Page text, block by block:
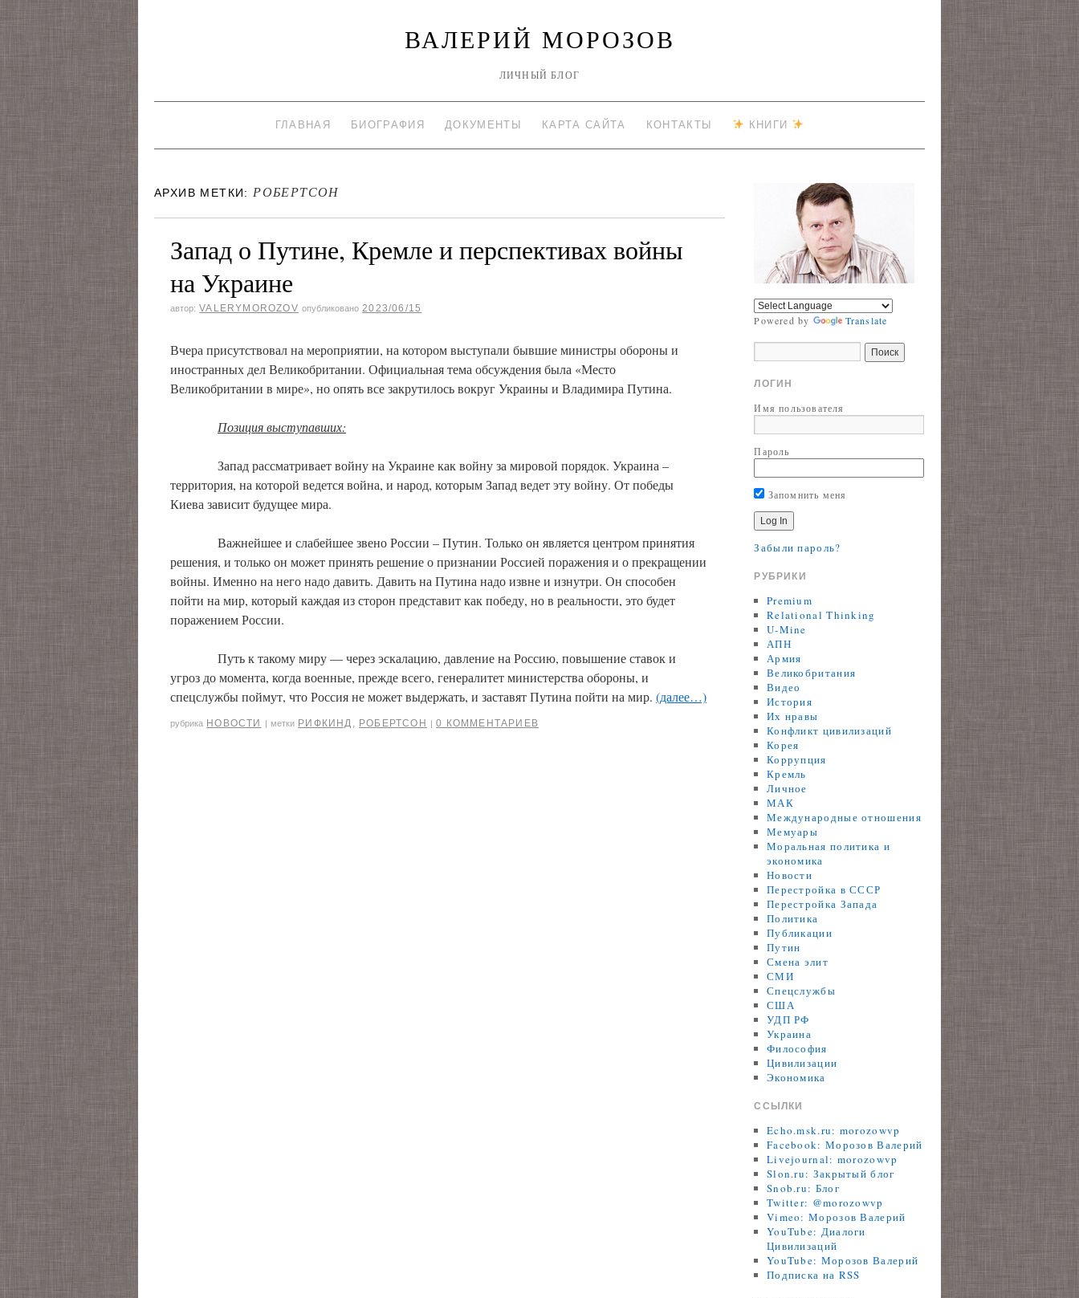
ВАЛЕРИЙ МОРОЗОВ
ЛИЧНЫЙ БЛОГ
ГЛАВНАЯ БИОГРАФИЯ ДОКУМЕНТЫ КАРТА САЙТА КОНТАКТЫ КНИГИ
АРХИВ МЕТКИ: РОБЕРТСОН
Запад о Путине, Кремле и перспективах войны
на Украине
автор: VALERYMOROZOV опубликовано 2023/06/15
Вчера присутствовал на мероприятии, на котором выступали бывшие министры обороны и
иностранных дел Великобритании. Официальная тема обсуждения была «Место
Великобритании в мире», но опять все закрутилось вокруг Украины и Владимира Путина.
Позиция выступавших:
Запад рассматривает войну на Украине как войну за мировой порядок. Украина –
территория, на которой ведется война, и народ, которым Запад ведет эту войну. От победы
Киева зависит будущее мира.
Важнейшее и слабейшее звено России – Путин. Только он является центром принятия
решения, и только он может принять решение о признании Россией поражения и о прекращении
войны. Именно на него надо давить. Давить на Путина надо извне и изнутри. Он способен
пойти на мир, который каждая из сторон представит как победу, но в реальности, это будет
поражением России.
Путь к такому миру — через эскалацию, давление на Россию, повышение ставок и
угроз до момента, когда военные, прежде всего, генералитет министерства обороны, и
спецслужбы поймут, что Россия не может выдержать, и заставят Путина пойти на мир. (далее…)
рубрика НОВОСТИ | метки РИФКИНД , РОБЕРТСОН | 0 КОММЕНТАРИЕВ
Powered by Translate
ЛОГИН
Имя пользователя
Пароль
Запомнить меня
Забыли пароль?
РУБРИКИ
Premium
Relational Thinking
U-Mine
АПН
Армия
Великобритания
Видео
История
Их нравы
Конфликт цивилизаций
Корея
Коррупция
Кремль
Личное
МАК
Международные отношения
Мемуары
Моральная политика и
экономика
Новости
Перестройка в СССР
Перестройка Запада
Политика
Публикации
Путин
Смена элит
СМИ
Спецслужбы
США
УДП РФ
Украина
Философия
Цивилизации
Экономика
ССЫЛКИ
Echo.msk.ru: morozowvp
Facebook: Морозов Валерий
Livejournal: morozowvp
Slon.ru: Закрытый блог
Snob.ru: Блог
Twitter: @morozowvp
Vimeo: Морозов Валерий
YouTube: Диалоги
Цивилизаций
YouTube: Морозов Валерий
Подписка на RSS